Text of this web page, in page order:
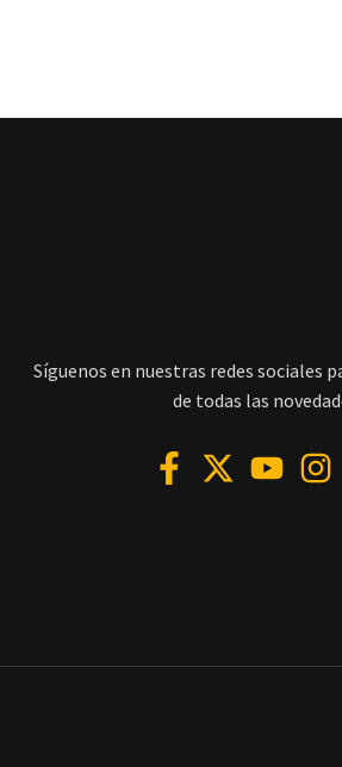
Síguenos en nuestras redes sociales
de todas las